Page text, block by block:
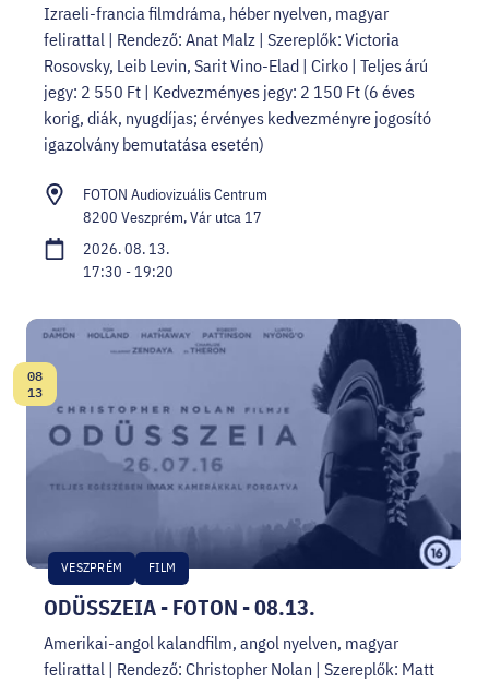
Izraeli-francia filmdráma, héber nyelven, magyar
felirattal | Rendező: Anat Malz | Szereplők: Victoria
Rosovsky, Leib Levin, Sarit Vino-Elad | Cirko | Teljes árú
jegy: 2 550 Ft | Kedvezményes jegy: 2 150 Ft (6 éves
korig, diák, nyugdíjas; érvényes kedvezményre jogosító
igazolvány bemutatása esetén)
FOTON Audiovizuális Centrum
8200 Veszprém, Vár utca 17
2026. 08. 13.
17:30 - 19:20
ODÜSSZEIA - FOTON - 08.13.
VESZPRÉM FILM
Dátum:
08
13
Amerikai-angol kalandfilm, angol nyelven, magyar
felirattal | Rendező: Christopher Nolan | Szereplők: Matt